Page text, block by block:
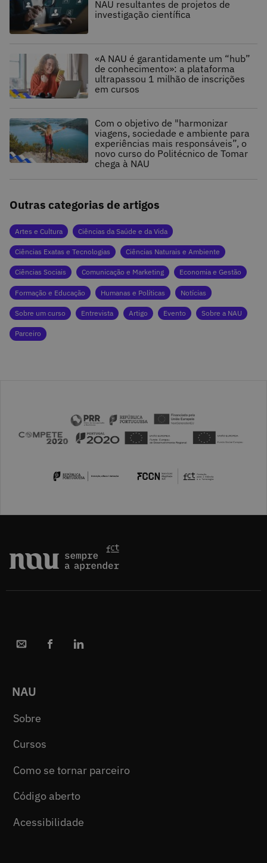
NAU resultantes de projetos de
investigação científica
«A NAU é garantidamente um “hub”
de conhecimento»: a plataforma
ultrapassou 1 milhão de inscrições
em cursos
Com o objetivo de "harmonizar
viagens, sociedade e ambiente para
experiências mais responsáveis”, o
novo curso do Politécnico de Tomar
chega à NAU
Outras categorias de artigos
Artes e Cultura Ciências da Saúde e da Vida
Ciências Exatas e Tecnologias Ciências Naturais e Ambiente
Ciências Sociais Comunicação e Marketing Economia e Gestão
Formação e Educação Humanas e Políticas Notícias
Sobre um curso Entrevista Artigo Evento Sobre a NAU
Parceiro
NAU
Sobre
Cursos
Como se tornar parceiro
Código aberto
Acessibilidade